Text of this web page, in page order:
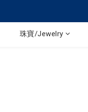
珠寶/Jewelry